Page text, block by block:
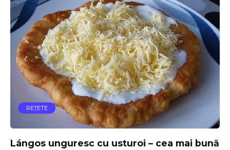
REŢETE
Lángos unguresc cu usturoi – cea mai bună